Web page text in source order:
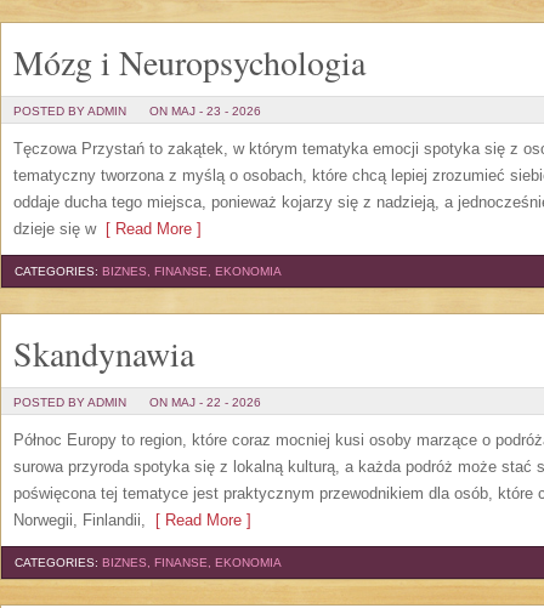
Mózg i Neuropsychologia
POSTED BY ADMIN ON MAJ - 23 - 2026
Tęczowa Przystań to zakątek, w którym tematyka emocji spotyka się z
tematyczny tworzona z myślą o osobach, które chcą lepiej zrozumieć
oddaje ducha tego miejsca, ponieważ kojarzy się z nadzieją, a
dzieje się w[ Read More ]
CATEGORIES: BIZNES, FINANSE, EKONOMIA
Skandynawia
POSTED BY ADMIN ON MAJ - 22 - 2026
Północ Europy to region, które coraz mocniej kusi osoby marzące o
surowa przyroda spotyka się z lokalną kulturą, a każda podróż może stać
poświęcona tej tematyce jest praktycznym przewodnikiem dla osób, które
Norwegii, Finlandii, [ Read More ]
CATEGORIES: BIZNES, FINANSE, EKONOMIA